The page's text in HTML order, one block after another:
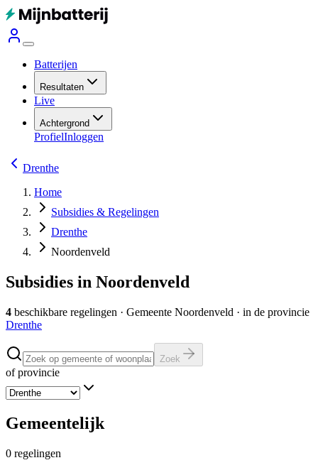
Batterijen
Resultaten
Live
Achtergrond
ProfielInloggen
Drenthe
Home
Subsidies & Regelingen
Drenthe
Noordenveld
Subsidies in Noordenveld
4 beschikbare regelingen · Gemeente Noordenveld · in de provincie
Drenthe
Zoek
of provincie
Gemeentelijk
0 regelingen